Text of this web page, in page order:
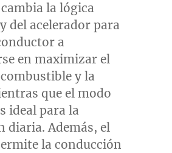
cambia la lógica
del acelerador para
a
en maximizar el
y la
que el modo
ideal para la
diaria. Además, el
la conducción